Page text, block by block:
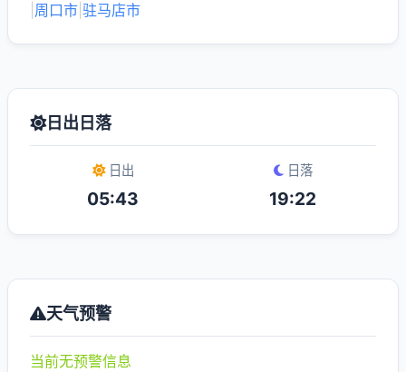
周口市 驻马店市
日出日落
日出
05:43
日落
19:22
天气预警
当前无预警信息